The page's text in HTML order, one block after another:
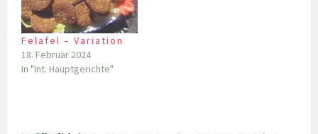
Felafel – Variation
18. Februar 2024
In "Int. Hauptgerichte"